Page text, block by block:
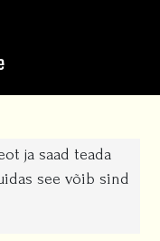
ja saad teada
see võib sind